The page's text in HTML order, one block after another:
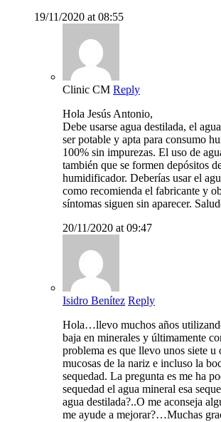
19/11/2020 at 08:55
Clinic CM Reply
Hola Jesús Antonio,
Debe usarse agua destilada, el
ser potable y apta para consumo
100% sin impurezas. El uso de
también que se formen depósitos
humidificador. Deberías usar el
como recomienda el fabricante y
síntomas siguen sin aparecer.
20/11/2020 at 09:47
Isidro Benítez Reply
Hola…llevo muchos años
baja en minerales y últimamente
problema es que llevo unos siete u
mucosas de la nariz e incluso la
sequedad. La pregunta es me ha
sequedad el agua mineral esa
agua destilada?..O me aconseja
me ayude a mejorar?…Muchas